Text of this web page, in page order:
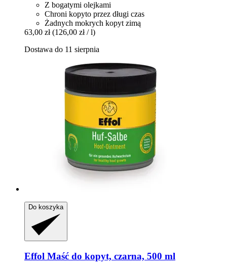
Z bogatymi olejkami
Chroni kopyto przez długi czas
Żadnych mokrych kopyt zimą
63,00 zł (126,00 zł / l)
Dostawa do 11 sierpnia
Do koszyka
Effol Maść do kopyt, czarna, 500 ml